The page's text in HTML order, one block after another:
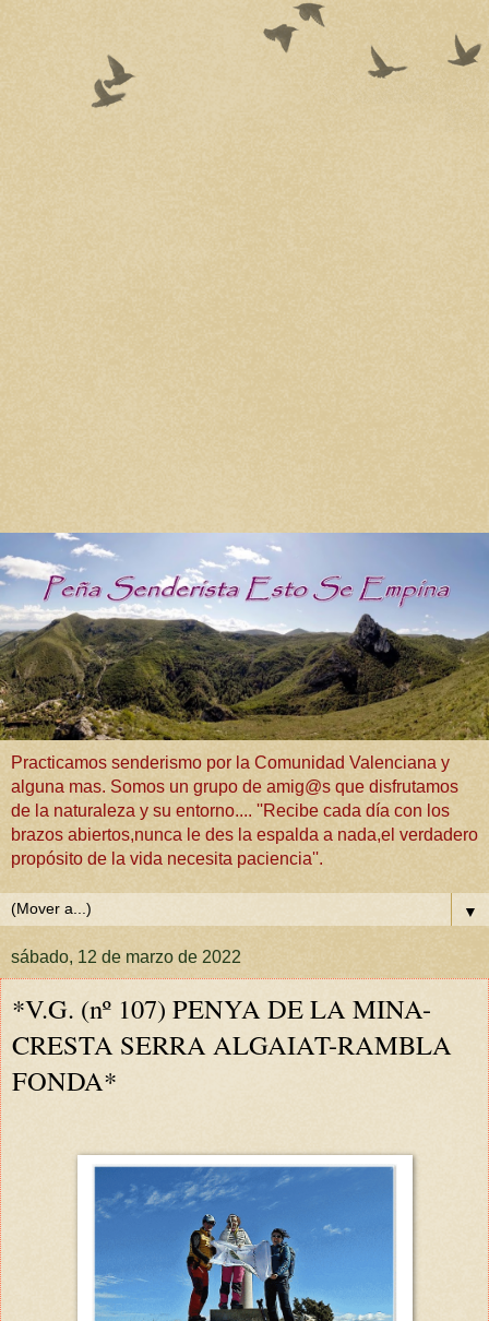
Practicamos senderismo por la Comunidad Valenciana y
alguna mas. Somos un grupo de amig@s que disfrutamos
de la naturaleza y su entorno.... ''Recibe cada día con los
brazos abiertos,nunca le des la espalda a nada,el verdadero
propósito de la vida necesita paciencia''.
▼
sábado, 12 de marzo de 2022
*V.G. (nº 107) PENYA DE LA MINA-
CRESTA SERRA ALGAIAT-RAMBLA
FONDA*